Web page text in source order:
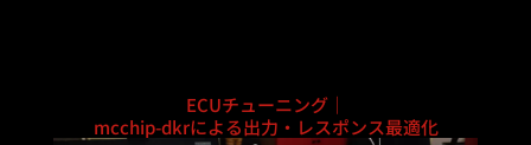
ECUチューニング｜
mcchip-dkrによる出力・レスポンス最適化